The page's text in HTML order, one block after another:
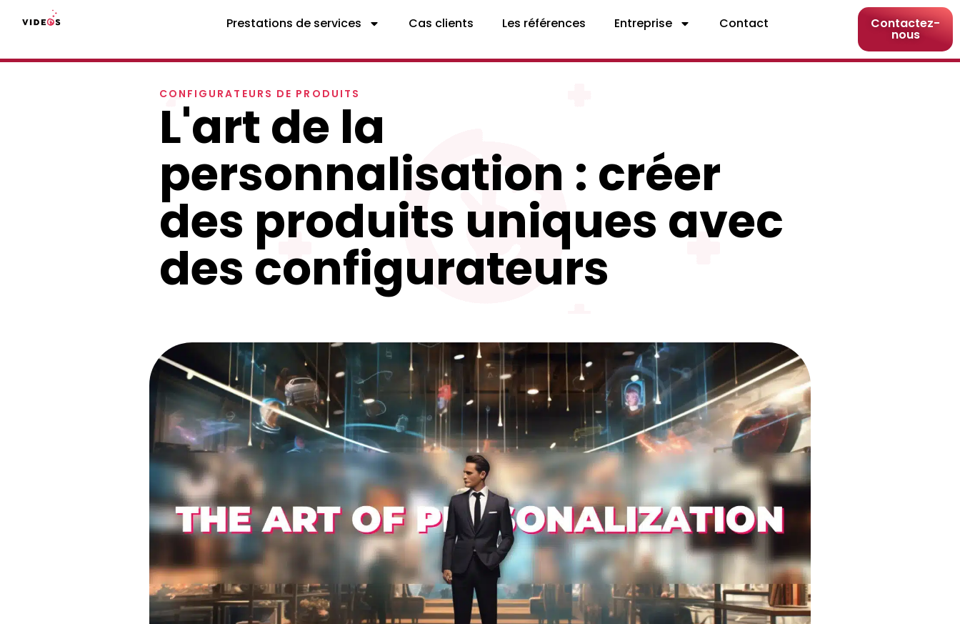
Prestations de services Cas clients Les références Entreprise Contact Contactez-
nous
CONFIGURATEURS DE PRODUITS
L'art de la
personnalisation : créer
des produits uniques avec
des configurateurs